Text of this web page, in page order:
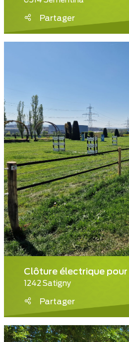
Partager
Clôture électrique pour
1242 Satigny
Partager